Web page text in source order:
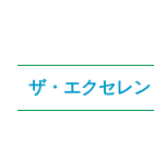
ザ・エクセレ